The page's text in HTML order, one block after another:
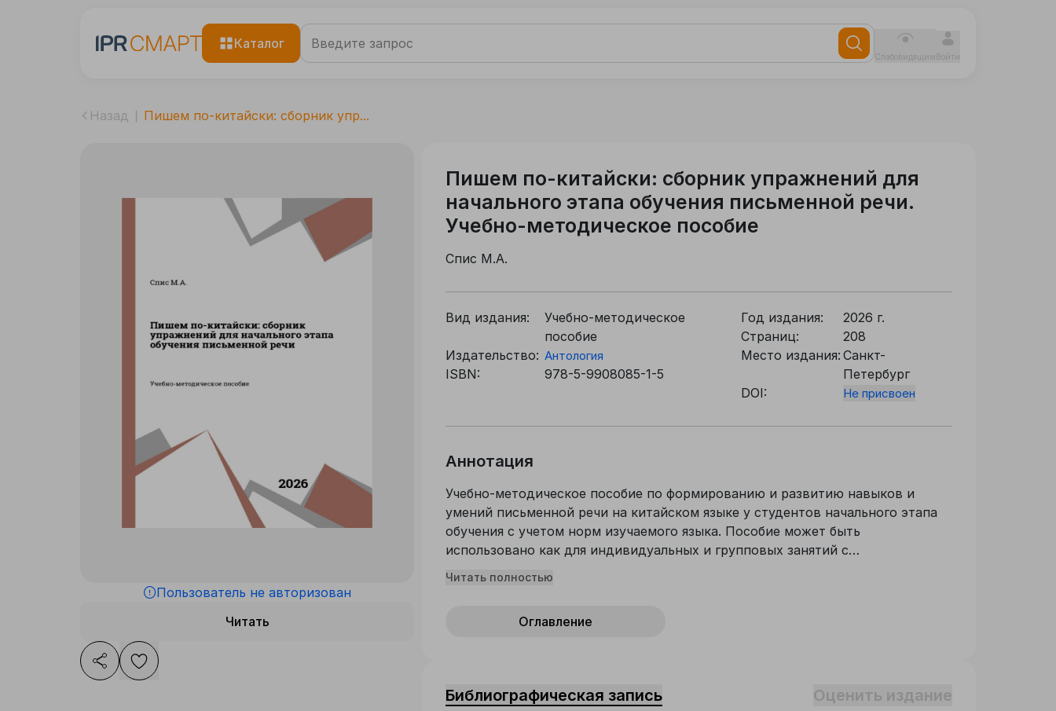
Каталог
СлабовидящимВойти
Назад Пишем по-китайски: сборник упр...
Пользователь не авторизован
Читать
Пишем по-китайски: сборник упражнений для
начального этапа обучения письменной речи.
Учебно-методическое пособие
Спис М.А.
Вид издания:
Учебно-методическое
пособие
Издательство: Антология
ISBN: 978-5-9908085-1-5
Год издания:
2026 г.
Страниц:
208
Место издания: Санкт-
Петербург
DOI:
Не присвоен
Аннотация
Учебно-методическое пособие по формированию и развитию навыков и
умений письменной речи на китайском языке у студентов начального этапа
обучения с учетом норм изучаемого языка. Пособие может быть
использовано как для индивидуальных и групповых занятий с
преподавателем, так и для самостоятельной работы вне аудиторий.
Читать полностью
Оглавление
Библиографическая запись Оценить издание